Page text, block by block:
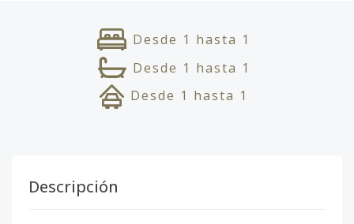
Desde 1 hasta 1
Desde 1 hasta 1
Desde 1 hasta 1
Descripción